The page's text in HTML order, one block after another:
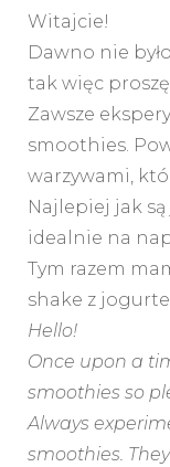
Witajcie!
Dawno nie
tak więc proszę
Zawsze
smoothies.
warzywami,
Najlepiej jak są
idealnie na
Tym razem
shake z
Hello!
Once upon a
smoothies so
Always
smoothies.